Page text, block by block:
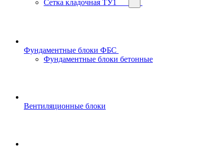
Сетка кладочная ТУ1
Фундаментные блоки ФБС
Фундаментные блоки бетонные
Вентиляционные блоки